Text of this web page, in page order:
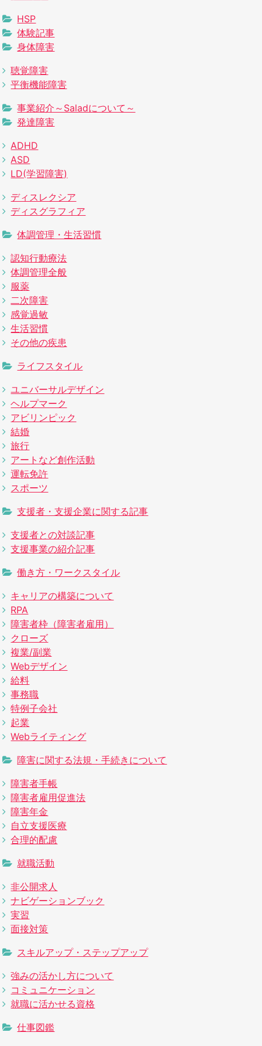
HSP
体験記事
身体障害
聴覚障害
平衡機能障害
事業紹介～Saladについて～
発達障害
ADHD
ASD
LD(学習障害)
ディスレクシア
ディスグラフィア
体調管理・生活習慣
認知行動療法
体調管理全般
服薬
二次障害
感覚過敏
生活習慣
その他の疾患
ライフスタイル
ユニバーサルデザイン
ヘルプマーク
アビリンピック
結婚
旅行
アートなど創作活動
運転免許
スポーツ
支援者・支援企業に関する記事
支援者との対談記事
支援事業の紹介記事
働き方・ワークスタイル
キャリアの構築について
RPA
障害者枠（障害者雇用）
クローズ
複業/副業
Webデザイン
給料
事務職
特例子会社
起業
Webライティング
障害に関する法規・手続きについて
障害者手帳
障害者雇用促進法
障害年金
自立支援医療
合理的配慮
就職活動
非公開求人
ナビゲーションブック
実習
面接対策
スキルアップ・ステップアップ
強みの活かし方について
コミュニケーション
就職に活かせる資格
仕事図鑑